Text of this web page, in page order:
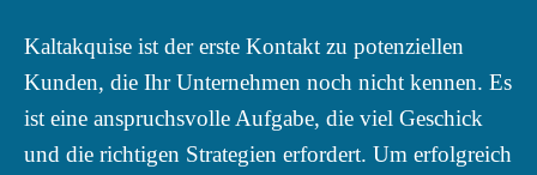
Kaltakquise ist der erste Kontakt zu potenziellen
Kunden, die Ihr Unternehmen noch nicht kennen. Es
ist eine anspruchsvolle Aufgabe, die viel Geschick
und die richtigen Strategien erfordert. Um erfolgreich